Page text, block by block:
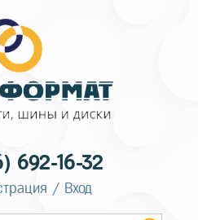
692-16-32
/ Вход